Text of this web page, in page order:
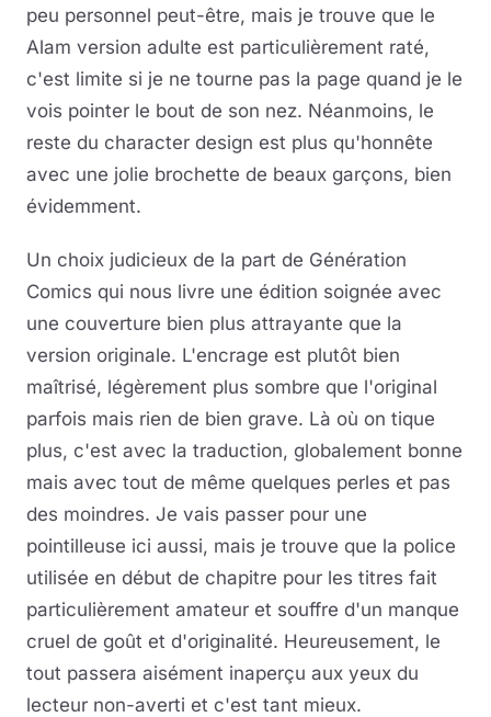
peu personnel peut-être, mais je trouve que le
Alam version adulte est particulièrement raté,
c'est limite si je ne tourne pas la page quand je le
vois pointer le bout de son nez. Néanmoins, le
reste du character design est plus qu'honnête
avec une jolie brochette de beaux garçons, bien
évidemment.
Un choix judicieux de la part de Génération
Comics qui nous livre une édition soignée avec
une couverture bien plus attrayante que la
version originale. L'encrage est plutôt bien
maîtrisé, légèrement plus sombre que l'original
parfois mais rien de bien grave. Là où on tique
plus, c'est avec la traduction, globalement bonne
mais avec tout de même quelques perles et pas
des moindres. Je vais passer pour une
pointilleuse ici aussi, mais je trouve que la police
utilisée en début de chapitre pour les titres fait
particulièrement amateur et souffre d'un manque
cruel de goût et d'originalité. Heureusement, le
tout passera aisément inaperçu aux yeux du
lecteur non-averti et c'est tant mieux.